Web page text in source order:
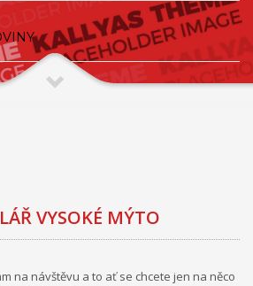
VYSOKÉ MÝTO
na návštěvu a to ať se chcete jen na něco